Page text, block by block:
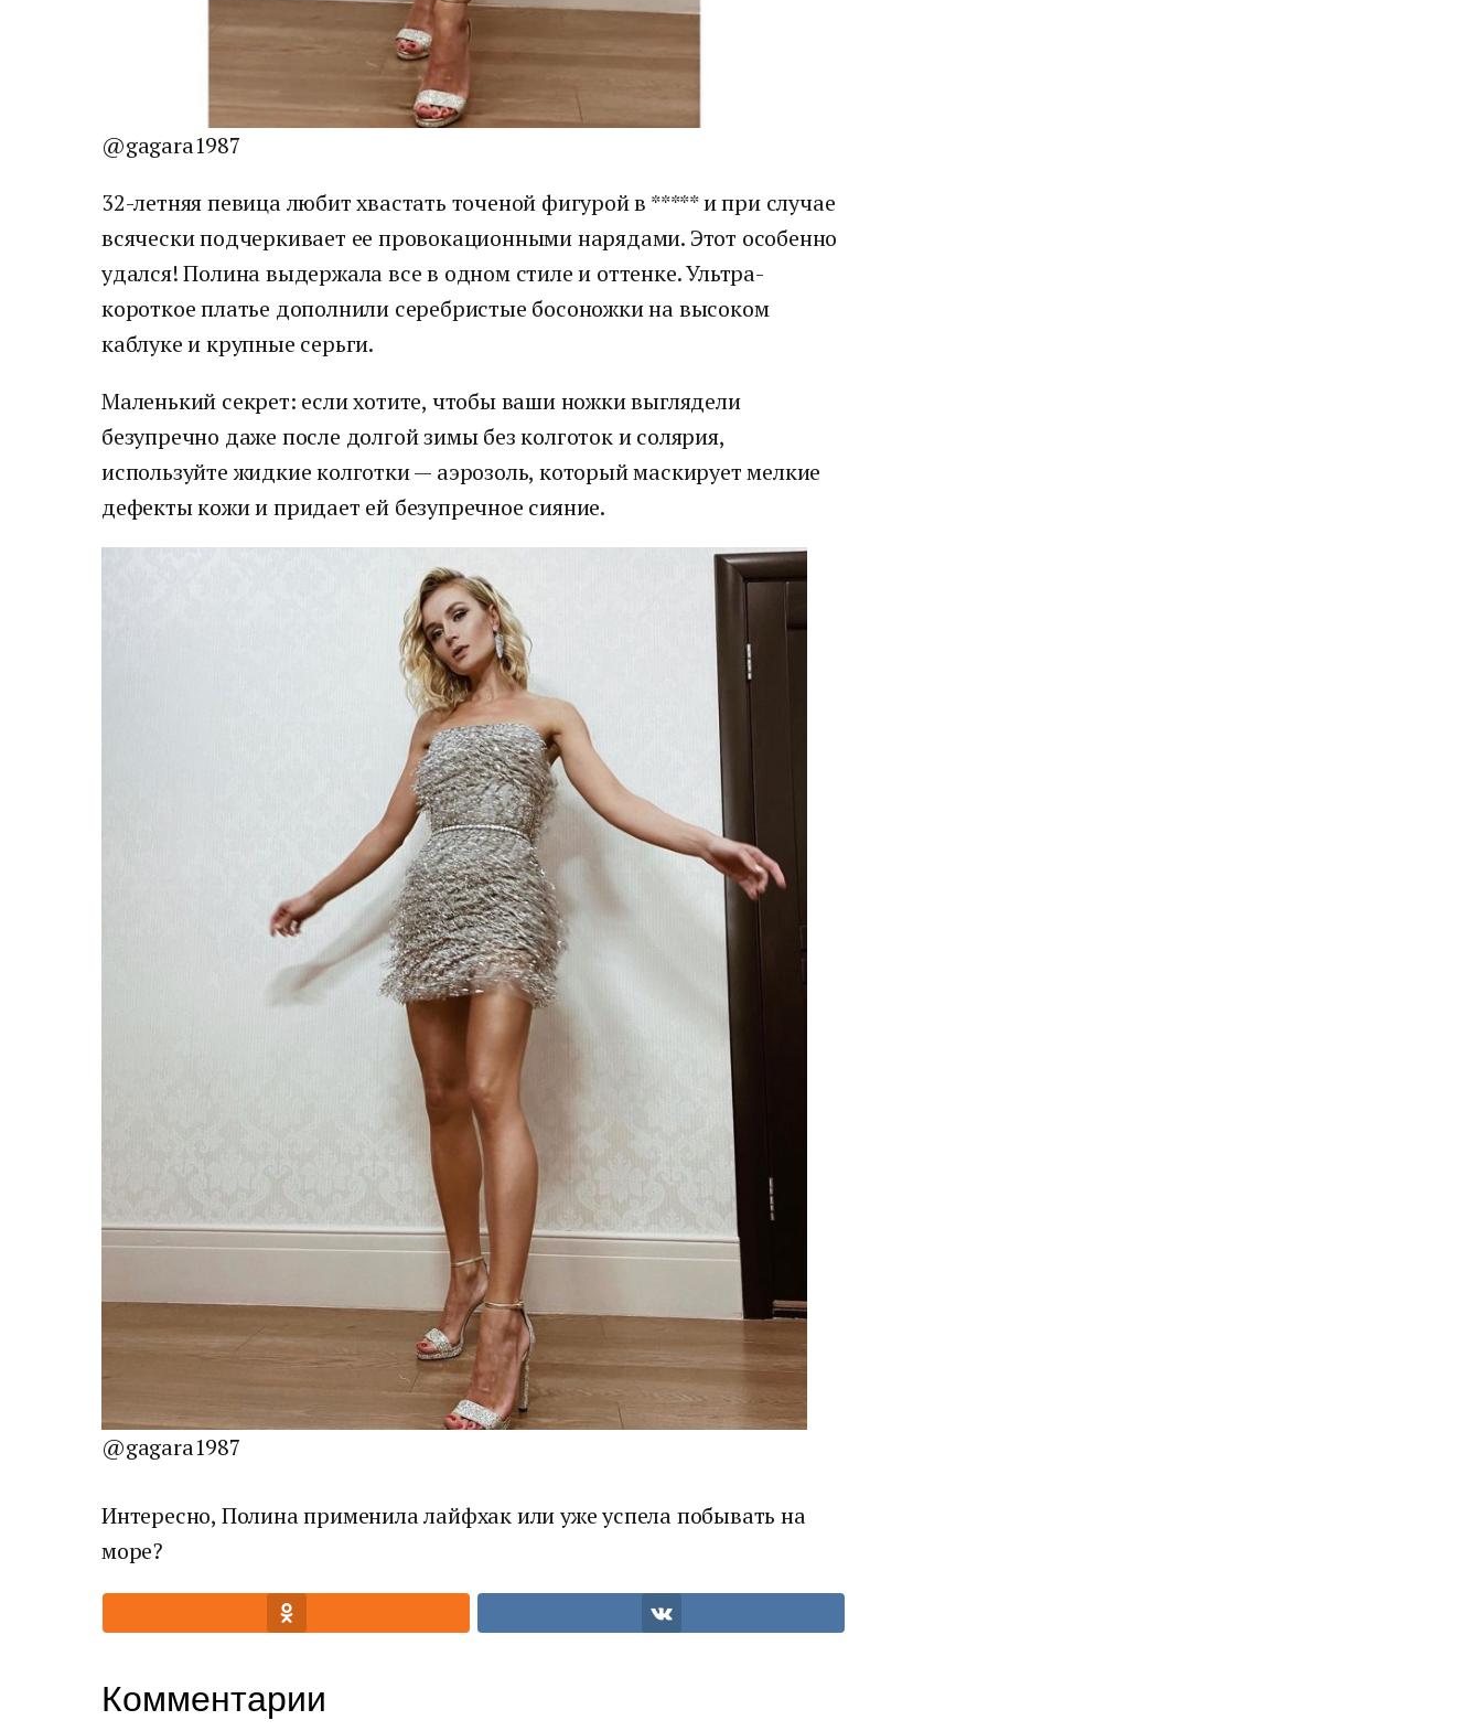
@gagara1987
32-летняя певица любит хвастать точеной фигурой в ***** и при случае
всячески подчеркивает ее провокационными нарядами. Этот особенно
удался! Полина выдержала все в одном стиле и оттенке. Ультра-
короткое платье дополнили серебристые босоножки на высоком
каблуке и крупные серьги.
Маленький секрет: если хотите, чтобы ваши ножки выглядели
безупречно даже после долгой зимы без колготок и солярия,
используйте жидкие колготки — аэрозоль, который маскирует мелкие
дефекты кожи и придает ей безупречное сияние.
@gagara1987
Интересно, Полина применила лайфхак или уже успела побывать на
море?
Комментарии